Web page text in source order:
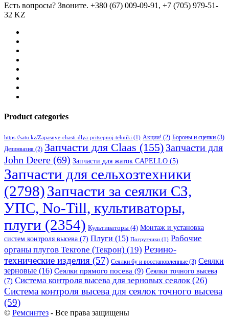
Есть вопросы? Звоните. +380 (67) 009-09-91, +7 (705) 979-51-
32 KZ
Product categories
https://satu.kz/Zapasnye-chasti-dlya-pritsepnoj-tehniki (1) Акции! (2) Бороны и сцепки (3)
Дезинвазия (2) Запчасти для Claas (155) Запчасти для
John Deere (69) Запчасти для жаток CAPELLO (5)
Запчасти для сельхозтехники
(2798)Запчасти за сеялки СЗ,
УПС, No-Till, культиваторы,
плуги (2354) Культиваторы (4) Монтаж и установка
систем контроля высева (7) Плуги (15) Погрузчики (1) Рабочие
органы плугов Текrоne (Текрон) (19) Резино-
технические изделия (57) Сеялки бу и восстановленные (3) Сеялки
зерновые (16) Сеялки прямого посева (9) Сеялки точного высева
(7) Система контроля высева для зерновых сеялок(26)
Система контроля высева для сеялок точного высева
(59)
© Ремсинтез - Все права защищены